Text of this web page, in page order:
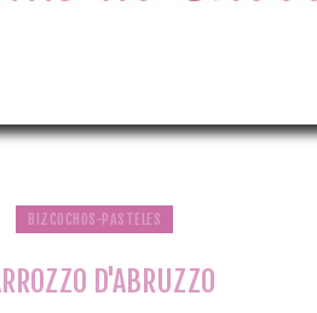
BIZCOCHOS-PASTELES
D'ABRUZZO